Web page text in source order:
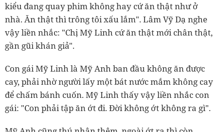
kiểu đang quay phim không hay cứ ăn thật như ở
nhà. Ăn thật thì trông tôi xấu lắm". Lâm Vỹ Dạ nghe
vậy liền nhắc: "Chị Mỹ Linh cứ ăn thật mới chân thật,
gần gũi khán giả".
Con gái Mỹ Linh là Mỹ Anh ban đầu không ăn được
cay, phải nhờ người lấy một bát nước mắm không cay
để chấm bánh cuốn. Mỹ Linh thấy vậy liền nhắc con
gái: "Con phải tập ăn ớt đi. Đời không ớt không ra gì".